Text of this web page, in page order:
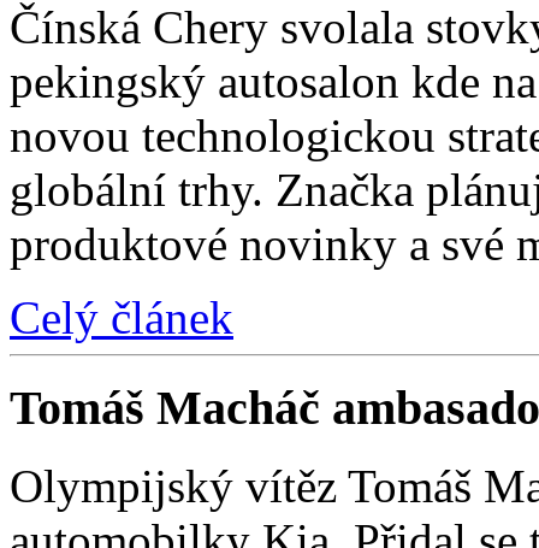
Čínská Chery svolala
pekingský autosalon kde
novou technologickou
globální trhy. Značka
produktové novinky a své
Celý článek
Tomáš Macháč
Olympijský vítěz Tomáš